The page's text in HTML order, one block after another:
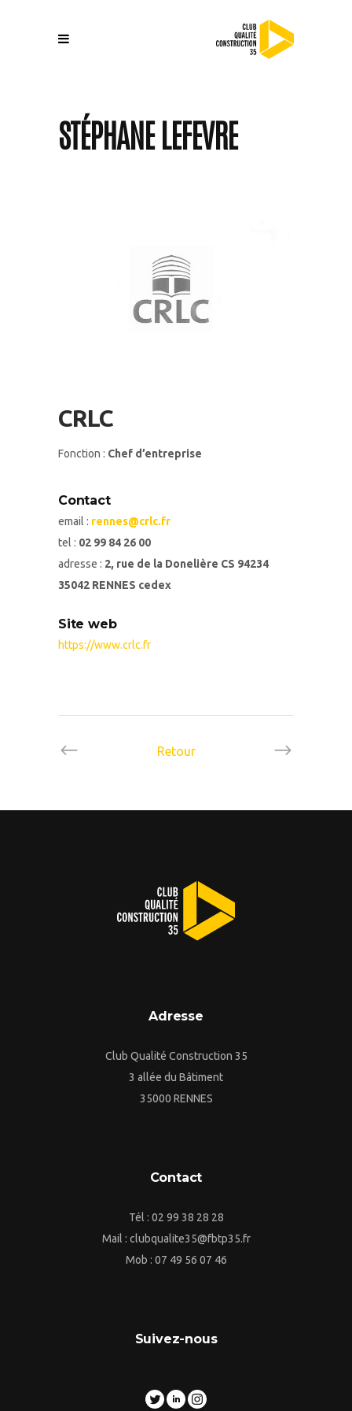
STÉPHANE LEFEVRE
CRLC
Fonction : Chef d’entreprise
Contact
email : rennes@crlc.fr
tel : 02 99 84 26 00
adresse : 2, rue de la Donelière CS 94234
35042 RENNES cedex
Site web
https://www.crlc.fr
Retour
Adresse
Club Qualité Construction 35
3 allée du Bâtiment
35000 RENNES
Contact
Tél : 02 99 38 28 28
Mail : clubqualite35@fbtp35.fr
Mob : 07 49 56 07 46
Suivez-nous